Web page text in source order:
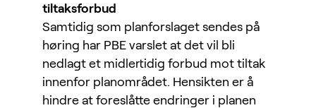
tiltaksforbud
Samtidig som planforslaget sendes på
høring har PBE varslet at det vil bli
nedlagt et midlertidig forbud mot tiltak
innenfor planområdet. Hensikten er å
hindre at foreslåtte endringer i planen